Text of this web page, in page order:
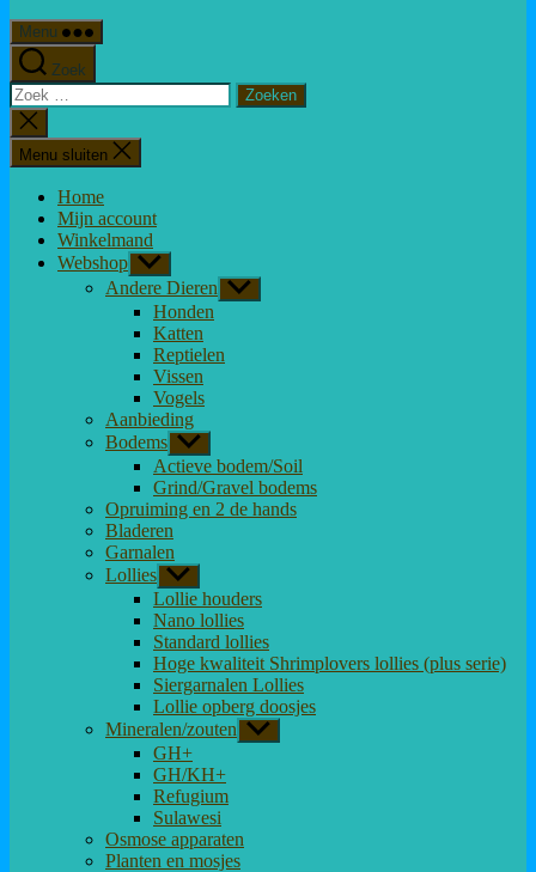
Menu
Zoek
Zoeken
naar:
Zoeken
sluiten
Menu sluiten
Home
Mijn account
Winkelmand
Webshop Toon
submenu
Andere Dieren Toon
submenu
Honden
Katten
Reptielen
Vissen
Vogels
Aanbieding
Bodems Toon
submenu
Actieve bodem/Soil
Grind/Gravel bodems
Opruiming en 2 de hands
Bladeren
Garnalen
Lollies Toon
submenu
Lollie houders
Nano lollies
Standard lollies
Hoge kwaliteit Shrimplovers lollies (plus serie)
Siergarnalen Lollies
Lollie opberg doosjes
Mineralen/zouten Toon
submenu
GH+
GH/KH+
Refugium
Sulawesi
Osmose apparaten
Planten en mosjes